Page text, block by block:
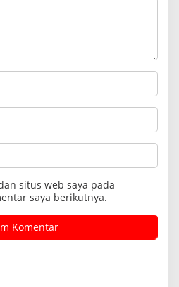
situs web saya pada
saya berikutnya.